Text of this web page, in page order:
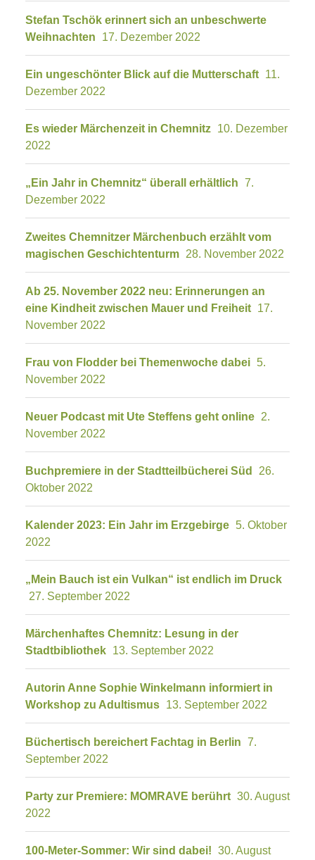
Stefan Tschök erinnert sich an unbeschwerte
Weihnachten
17. Dezember 2022
Ein ungeschönter Blick auf die Mutterschaft 11.
Dezember 2022
Es wieder Märchenzeit in Chemnitz 10. Dezember
2022
„Ein Jahr in Chemnitz“ überall erhältlich 7.
Dezember 2022
Zweites Chemnitzer Märchenbuch erzählt vom
magischen Geschichtenturm 28. November 2022
Ab 25. November 2022 neu: Erinnerungen an
eine Kindheit zwischen Mauer und Freiheit 17.
November 2022
Frau von Flodder bei Themenwoche dabei 5.
November 2022
Neuer Podcast mit Ute Steffens geht online 2.
November 2022
Buchpremiere in der Stadtteilbücherei Süd
26.
Oktober 2022
Kalender 2023: Ein Jahr im Erzgebirge 5. Oktober
2022
„Mein Bauch ist ein Vulkan“ ist endlich im Druck
27. September 2022
Märchenhaftes Chemnitz: Lesung in der
Stadtbibliothek 13. September 2022
Autorin Anne Sophie Winkelmann informiert in
Workshop zu Adultismus 13. September 2022
Büchertisch bereichert Fachtag in Berlin 7.
September 2022
Party zur Premiere: MOMRAVE berührt 30. August
2022
100-Meter-Sommer: Wir sind dabei! 30. August